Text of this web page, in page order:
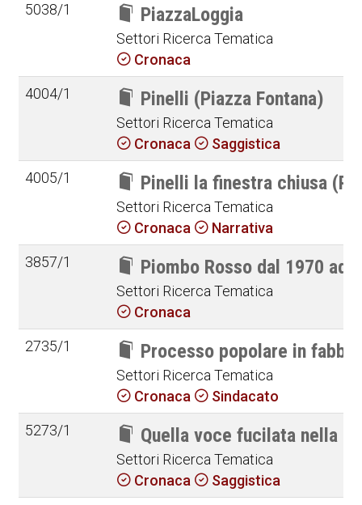
5038/1
PiazzaLoggia
Settori Ricerca Tematica
Cronaca
4004/1
Pinelli (Piazza Fontana)
Settori Ricerca Tematica
Cronaca
Saggistica
4005/1
Pinelli la finestra chiusa
Settori Ricerca Tematica
Cronaca
Narrativa
3857/1
Piombo Rosso dal 1970 ad
Settori Ricerca Tematica
Cronaca
2735/1
Processo popolare in
Settori Ricerca Tematica
Cronaca
Sindacato
5273/1
Quella voce fucilata nella
Settori Ricerca Tematica
Cronaca
Saggistica